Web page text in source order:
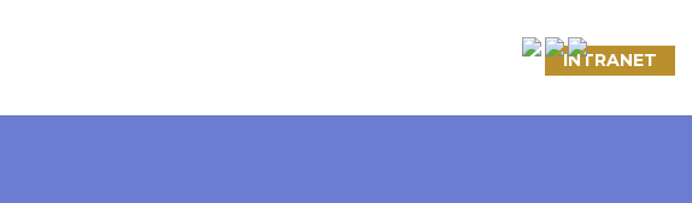
INTRANET